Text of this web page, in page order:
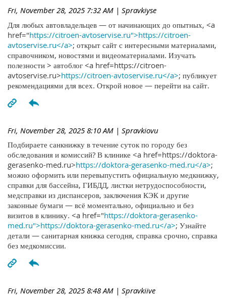
Fri, November 28, 2025 7:32 AM | Spravkiyse
Для любых автовладельцев — от начинающих до опытных, <a
href="https://citroen-avtoservise.ru">https://citroen-
avtoservise.ru</a>; открыт сайт с интересными материалами,
справочником, новостями и видеоматериалами. Изучать
полезности > автоблог <a href=https://citroen-
avtoservise.ru>https://citroen-avtoservise.ru</a>; публикует
рекомендациями для всех. Открой новое — перейти на сайт.
Fri, November 28, 2025 8:10 AM | Spravkiovu
Подбираете санкнижку в течение суток по городу без
обследования и комиссий? В клинике <a href=https://doktora-
gerasenko-med.ru>https://doktora-gerasenko-med.ru</a>;
можно оформить или перевыпустить официальную медкнижку,
справки для бассейна, ГИБДД, листки нетрудоспособности,
медсправки из диспансеров, заключения КЭК и другие
законные бумаги — всё моментально, официально и без
визитов в клинику. <a href="https://doktora-gerasenko-
med.ru">https://doktora-gerasenko-med.ru</a>; Узнайте
детали — санитарная книжка сегодня, справка срочно, справка
без медкомиссии.
Fri, November 28, 2025 8:48 AM | Spravkiive